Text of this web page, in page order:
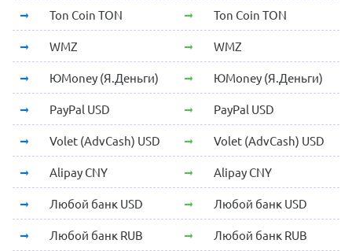
Ton Coin TON Ton Coin TON
WMZ WMZ
ЮMoney (Я.Деньги) ЮMoney (Я.Деньги)
PayPal USD PayPal USD
Volet (AdvCash) USD Volet (AdvCash) USD
Alipay CNY Alipay CNY
Любой банк USD Любой банк USD
Любой банк RUB Любой банк RUB